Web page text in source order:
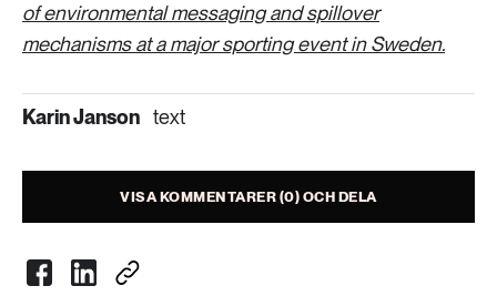
of environmental messaging and spillover
mechanisms at a major sporting event in Sweden.
Karin Janson text
VISA KOMMENTARER (0) OCH DELA